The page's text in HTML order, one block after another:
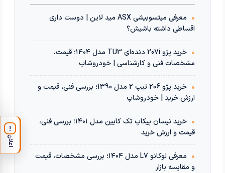
•
معرفی میتسوبیشی ASX مید لاین | دوست داری
اقساطی داشته باشیش؟
•
خرید پژو 207i دنده‌ای TU3 مدل ۱۴۰۴؛ قیمت،
مشخصات فنی و کارشناسی | خودروشاپ
•
خرید پژو 206 تیپ 2 مدل 1390؛ بررسی فنی، قیمت و
ارزش خرید | خودروشاپ
•
خرید نیسان پیکاپ تک کابین مدل ۱۴۰۱؛ بررسی فنی،
قیمت و ارزش خرید
•
معرفی لوکانو L7 مدل ۱۴۰۴؛ بررسی مشخصات، قیمت
و مقایسه بازار
!
اعلان